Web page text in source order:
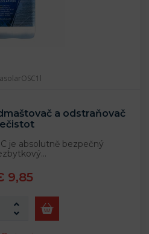
a odstraňovač
je absolutně bezpečný
9,85